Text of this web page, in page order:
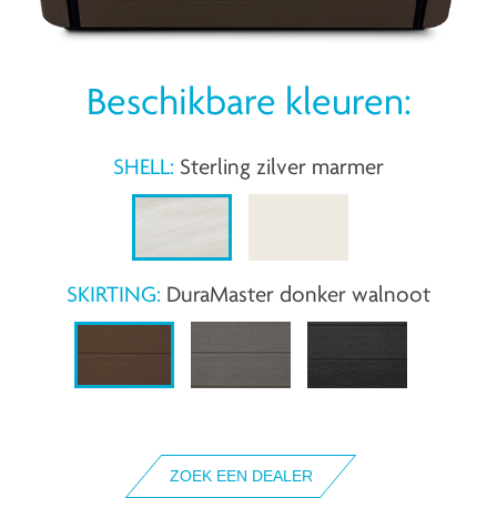
Beschikbare kleuren:
SHELL: Sterling zilver marmer
SKIRTING: DuraMaster donker walnoot
ZOEK EEN DEALER